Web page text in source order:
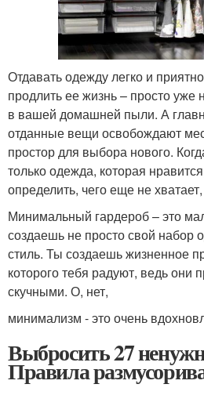
Отдавать одежду легко и
продлить ее жизнь – просто
в вашей домашней пыли. А
отданные вещи освобождают
простор для выбора нового.
только одежда, которая
определить, чего еще не
Минимальный гардероб – это
создаешь не просто свой
стиль. Ты создаешь жизненное
которого тебя радуют, ведь они
скучными. О, нет,
минимализм - это очень
Выбросить 27
Правила